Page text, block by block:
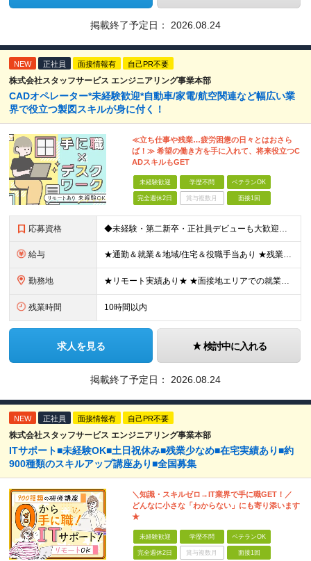
掲載終了予定日： 2026.08.24
NEW 正社員 面接情報有 自己PR不要
株式会社スタッフサービス エンジニアリング事業本部
CADオペレーター*未経験歓迎*自動車/家電/航空関連など幅広い業
界で役立つ製図スキルが身に付く！
≪立ち仕事や残業…疲労困憊の日々とはおさら
ば！≫ 希望の働き方を手に入れて、将来役立つC
ADスキルもGET
未経験歓迎 学歴不問 ベテランOK
完全週休2日 賞与複数月 面接1回
応募資格 ◆未経験・第二新卒・正社員デビューも大歓迎／経験・知識ゼロでOK！ ◆学歴不問 ★人物重視 ★入社前の経験・スキルはゼロでOK CADの基本的な知識・操作経験がある方は歓迎します。 地方在住の方も
給与 ★通勤＆就業＆地域/住宅＆役職手当あり ★残業代は全額支給 ★選べる給与制度あり！ ■東京・神奈川・千葉・埼玉勤務の場合 月給24.5万円～55万円＋諸手当 （残業代は全額支給） (20,000円の
勤務地 ★リモート実績あり★ ★面接地エリアでの就業率92％以上！ 『地元で働きたい』という希望に、業界トップクラス約7,000件の取引事業所数、90,000件以上のプロジェクトから検討をいたします。 全
残業時間 10時間以内
求人を見る 検討中に入れる
掲載終了予定日： 2026.08.24
NEW 正社員 面接情報有 自己PR不要
株式会社スタッフサービス エンジニアリング事業本部
ITサポート■未経験OK■土日祝休み■残業少なめ■在宅実績あり■約
900種類のスキルアップ講座あり■全国募集
＼知識・スキルゼロ→IT業界で手に職GET！／
どんなに小さな「わからない」にも寄り添います
★
未経験歓迎 学歴不問 ベテランOK
完全週休2日 賞与複数月 面接1回